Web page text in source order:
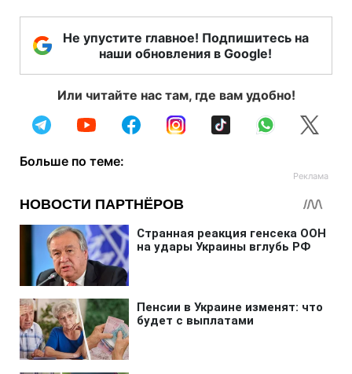
Не упустите главное! Подпишитесь на
наши обновления в Google!
Или читайте нас там, где вам удобно!
Больше по теме: